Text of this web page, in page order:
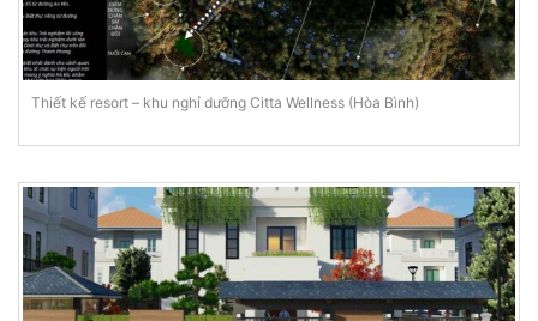
Thiết kế resort – khu nghỉ dưỡng Citta Wellness (Hòa Bình)